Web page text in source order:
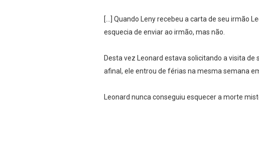
[…] Quando Leny recebeu a carta de seu irmão
esquecia de enviar ao irmão, mas não.
Desta vez Leonard estava solicitando a visita
afinal, ele entrou de férias na mesma semana
Leonard nunca conseguiu esquecer a morte